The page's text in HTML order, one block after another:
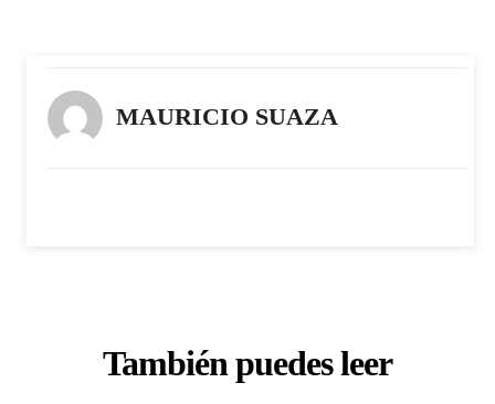
MAURICIO SUAZA
También puedes leer